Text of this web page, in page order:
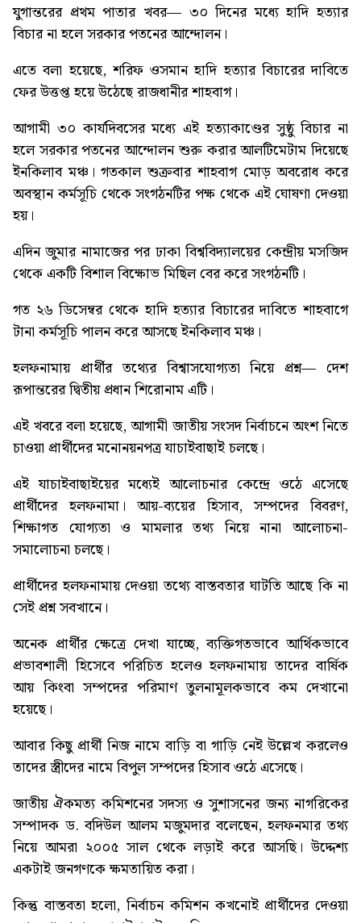
যুগান্তরের প্রথম পাতার খবর— ৩০ দিনের মধ্যে হাদি হত্যার
বিচার না হলে সরকার পতনের আন্দোলন।
এতে বলা হয়েছে, শরিফ ওসমান হাদি হত্যার বিচারের দাবিতে
ফের উত্তপ্ত হয়ে উঠেছে রাজধানীর শাহবাগ।
আগামী ৩০ কার্যদিবসের মধ্যে এই হত্যাকাণ্ডের সুষ্ঠু বিচার না
হলে সরকার পতনের আন্দোলন শুরু করার আলটিমেটাম দিয়েছে
ইনকিলাব মঞ্চ। গতকাল শুক্রবার শাহবাগ মোড় অবরোধ করে
অবস্থান কর্মসূচি থেকে সংগঠনটির পক্ষ থেকে এই ঘোষণা দেওয়া
হয়।
এদিন জুমার নামাজের পর ঢাকা বিশ্ববিদ্যালয়ের কেন্দ্রীয় মসজিদ
থেকে একটি বিশাল বিক্ষোভ মিছিল বের করে সংগঠনটি।
গত ২৬ ডিসেম্বর থেকে হাদি হত্যার বিচারের দাবিতে শাহবাগে
টানা কর্মসূচি পালন করে আসছে ইনকিলাব মঞ্চ।
হলফনামায় প্রার্থীর তথ্যের বিশ্বাসযোগ্যতা নিয়ে প্রশ্ন— দেশ
রূপান্তরের দ্বিতীয় প্রধান শিরোনাম এটি।
এই খবরে বলা হয়েছে, আগামী জাতীয় সংসদ নির্বাচনে অংশ নিতে
চাওয়া প্রার্থীদের মনোনয়নপত্র যাচাইবাছাই চলছে।
এই যাচাইবাছাইয়ের মধ্যেই আলোচনার কেন্দ্রে ওঠে এসেছে
প্রার্থীদের হলফনামা। আয়-ব্যয়ের হিসাব, সম্পদের বিবরণ,
শিক্ষাগত যোগ্যতা ও মামলার তথ্য নিয়ে নানা আলোচনা-
সমালোচনা চলছে।
প্রার্থীদের হলফনামায় দেওয়া তথ্যে বাস্তবতার ঘাটতি আছে কি না
সেই প্রশ্ন সবখানে।
অনেক প্রার্থীর ক্ষেত্রে দেখা যাচ্ছে, ব্যক্তিগতভাবে আর্থিকভাবে
প্রভাবশালী হিসেবে পরিচিত হলেও হলফনামায় তাদের বার্ষিক
আয় কিংবা সম্পদের পরিমাণ তুলনামূলকভাবে কম দেখানো
হয়েছে।
আবার কিছু প্রার্থী নিজ নামে বাড়ি বা গাড়ি নেই উল্লেখ করলেও
তাদের স্ত্রীদের নামে বিপুল সম্পদের হিসাব ওঠে এসেছে।
জাতীয় ঐকমত্য কমিশনের সদস্য ও সুশাসনের জন্য নাগরিকের
সম্পাদক ড. বদিউল আলম মজুমদার বলেছেন, হলফনমার তথ্য
নিয়ে আমরা ২০০৫ সাল থেকে লড়াই করে আসছি। উদ্দেশ্য
একটাই জনগণকে ক্ষমতায়িত করা।
কিন্তু বাস্তবতা হলো, নির্বাচন কমিশন কখনোই প্রার্থীদের দেওয়া